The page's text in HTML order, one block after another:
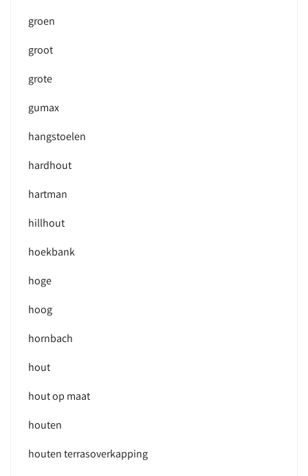
groen
groot
grote
gumax
hangstoelen
hardhout
hartman
hillhout
hoekbank
hoge
hoog
hornbach
hout
hout op maat
houten
houten terrasoverkapping